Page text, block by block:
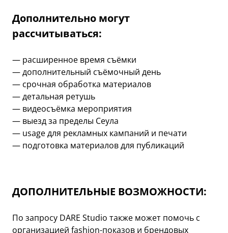
Дополнительно могут
рассчитываться:
— расширенное время съёмки
— дополнительный съёмочный день
— срочная обработка материалов
— детальная ретушь
— видеосъёмка мероприятия
— выезд за пределы Сеула
— usage для рекламных кампаний и печати
— подготовка материалов для публикаций
ДОПОЛНИТЕЛЬНЫЕ ВОЗМОЖНОСТИ:
По запросу DARE Studio также может помочь с
организацией fashion-показов и брендовых